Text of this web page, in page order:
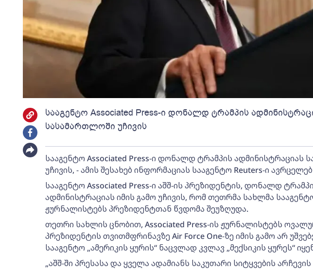
სააგენტო Associated Press-ი დონალდ ტრამპის
სასამართლოში უჩივის
სააგენტო Associated Press-ი დონალდ ტრამპის ადმინისტრაციას
უჩივის, - ამის შესახებ ინფორმაციას სააგენტო Reuters-ი
სააგენტო Associated Press-ი აშშ-ის პრეზიდენტის, დონალდ
ადმინისტრაციას იმის გამო უჩივის, რომ თეთრმა სახლმა
ჟურნალისტებს პრეზიდენტთან წვდომა შეუზღუდა.
თეთრი სახლის ცნობით, Associated Press-ის ჟურნალისტებს
პრეზიდენტის თვითმფრინავზე Air Force One-ზე იმის გამო არ
სააგენტო „ამერიკის ყურის“ ნაცვლად კვლავ „მექსიკის ყურეს“
„აშშ-ში პრესასა და ყველა ადამიანს საკუთარი სიტყვების